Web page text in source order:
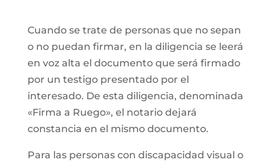
Cuando se trate de personas que no sepan
o no puedan firmar, en la diligencia se leerá
en voz alta el documento que será firmado
por un testigo presentado por el
interesado. De esta diligencia, denominada
«Firma a Ruego», el notario dejará
constancia en el mismo documento.
Para las personas con discapacidad visual o